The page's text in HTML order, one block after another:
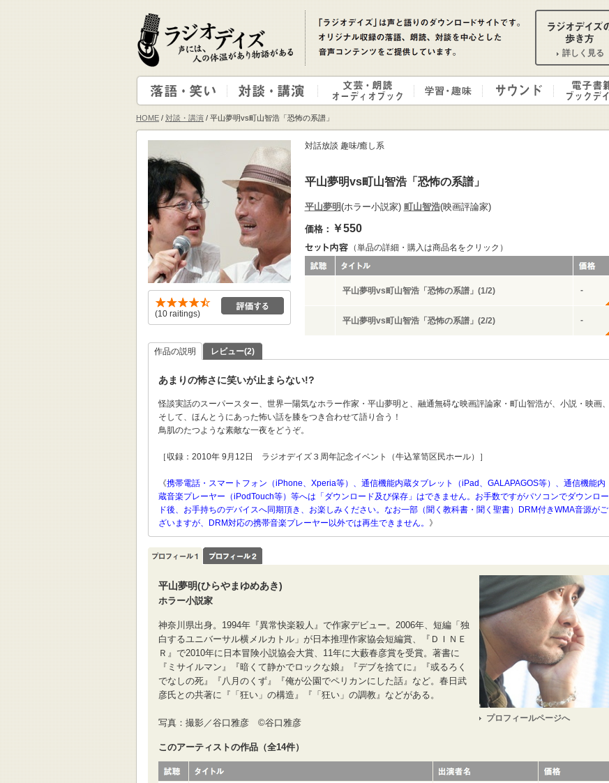
詳しく見る
HOME / 対談・講演 / 平山夢明vs町山智浩「恐怖の系譜」
(10 raitings)
対話放談 趣味/癒し系
平山夢明vs町山智浩「恐怖の系譜」
平山夢明(ホラー小説家) 町山智浩(映画評論家)
価格： ￥550
（単品の詳細・購入は商品名をクリック）
平山夢明vs町山智浩「恐怖の系譜」(1/2) -
平山夢明vs町山智浩「恐怖の系譜」(2/2) -
作品の説明 レビュー(2)
あまりの怖さに笑いが止まらない!?
怪談実話のスーパースター、世界一陽気なホラー作家・平山夢明と、融通無碍な映画評論家・町山智浩が、小説・映画、
そして、ほんとうにあった怖い話を膝をつき合わせて語り合う！
鳥肌のたつような素敵な一夜をどうぞ。
［収録：2010年 9月12日 ラジオデイズ３周年記念イベント（牛込箪笥区民ホール）］
《携帯電話・スマートフォン（iPhone、Xperia等）、通信機能内蔵タブレット（iPad、GALAPAGOS等）、通信機能内
蔵音楽プレーヤー（iPodTouch等）等へは「ダウンロード及び保存」はできません。お手数ですがパソコンでダウンロー
ド後、お手持ちのデバイスへ同期頂き、お楽しみください。なお一部（聞く教科書・聞く聖書）DRM付きWMA音源がご
ざいますが、DRM対応の携帯音楽プレーヤー以外では再生できません。
》
平山夢明(ひらやまゆめあき)
ホラー小説家
神奈川県出身。1994年『異常快楽殺人』で作家デビュー。2006年、短編「独
白するユニバーサル横メルカトル」が日本推理作家協会短編賞、『ＤＩＮＥ
Ｒ』で2010年に日本冒険小説協会大賞、11年に大藪春彦賞を受賞。著書に
『ミサイルマン』『暗くて静かでロックな娘』『デブを捨てに』『或るろく
でなしの死』『八月のくず』『俺が公園でペリカンにした話』など。春日武
彦氏との共著に『「狂い」の構造』『「狂い」の調教』などがある。
写真：撮影／谷口雅彦 ©︎谷口雅彦 プロフィールページへ
このアーティストの作品（全14件）